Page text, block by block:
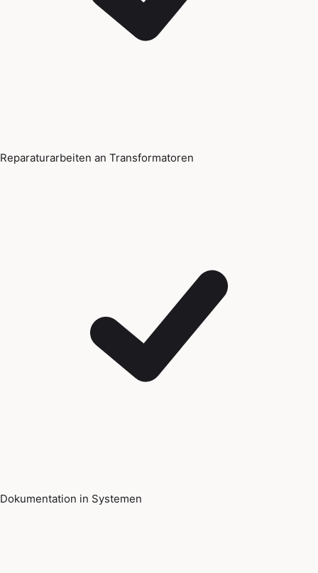
Reparaturarbeiten an Transformatoren
Dokumentation in Systemen